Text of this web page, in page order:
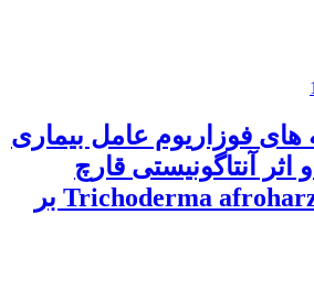
های فوزاریوم عامل بیماری
اثر آنتاگونیستی قارچ
اندوفیت Trichoderma afroharzianum بر